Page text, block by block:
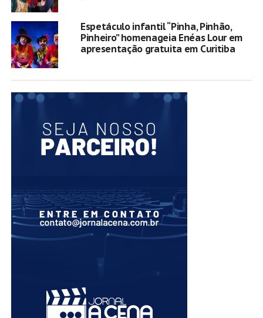
Espetáculo infantil “Pinha, Pinhão,
Pinheiro” homenageia Enéas Lour em
apresentação gratuita em Curitiba